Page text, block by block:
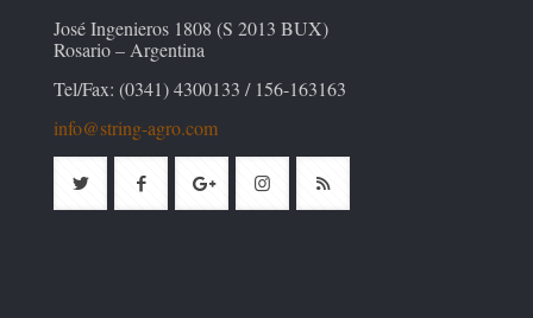
José Ingenieros 1808 (S 2013 BUX)
Rosario – Argentina
Tel/Fax: (0341) 4300133 / 156-163163
info@string-agro.com